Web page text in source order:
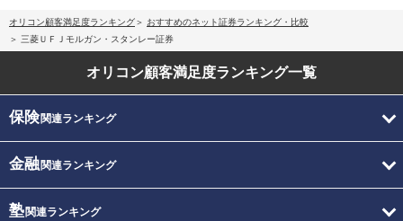
オリコン顧客満足度ランキング
おすすめのネット証券ランキング・比較
三菱ＵＦＪモルガン・スタンレー証券
オリコン顧客満足度ランキング一覧
保険関連ランキング
金融関連ランキング
塾関連ランキング